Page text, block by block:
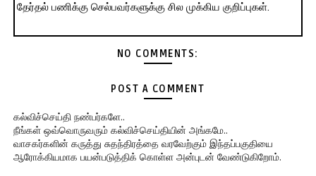
தேர்தல் பணிக்கு செல்பவர்களுக்கு சில முக்கிய குறிப்புகள்.
NO COMMENTS:
POST A COMMENT
கல்விச்செய்தி நண்பர்களே..
நீங்கள் ஒவ்வொருவரும் கல்விச்செய்தியின் அங்கமே..
வாசகர்களின் கருத்து சுதந்திரத்தை வரவேற்கும் இந்தப்பகுதியை
ஆரோக்கியமாக பயன்படுத்திக் கொள்ள அன்புடன் வேண்டுகிறோம்.